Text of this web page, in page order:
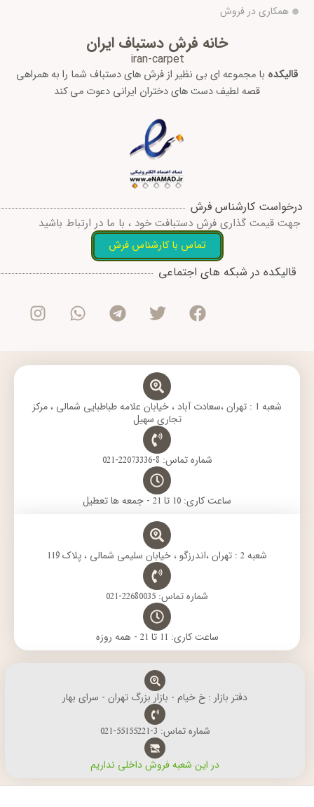
همکاری در فروش
خانه فرش دستباف ایران
iran-carpet
قالیکده با مجموعه ای بی نظیر از فرش های دستباف شما را به همراهی
قصه لطیف دست های دختران ایرانی دعوت می کند
درخواست کارشناس فرش
جهت قیمت گذاری فرش دستبافت خود ، با ما در ارتباط باشید
تماس با کارشناس فرش
قالیکده در شبکه های اجتماعی
F
c
e
o
T
i
t
e
r
T
l
e
r
W
a
t
a
I
s
t
g
m
شعبه 1 : تهران ،سعادت آباد ، خیابان علامه طباطبایی شمالی ، مرکز
تجاری سهیل
شماره تماس: 8-22073336-021
ساعت کاری: 10 تا 21 - جمعه ها تعطیل
شعبه 2 : تهران ،اندرزگو ، خیابان سلیمی شمالی ، پلاک 119
شماره تماس: 22680035-021
ساعت کاری: 11 تا 21 - همه روزه
دفتر بازار : خ خیام - بازار بزرگ تهران - سرای بهار
شماره تماس: 3-55155221-021
در این شعبه فروش داخلی نداریم